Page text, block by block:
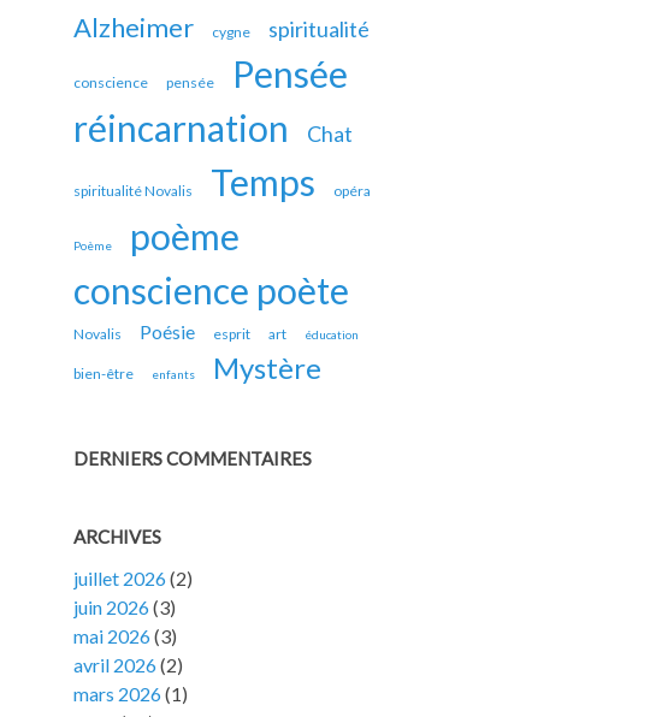
Alzheimer cygne spiritualité
conscience pensée
Pensée
réincarnation
Chat
spiritualité Novalis Temps opéra
Poème
poème
conscience poète
Novalis Poésie esprit art éducation
bien-être enfants Mystère
DERNIERS COMMENTAIRES
ARCHIVES
juillet 2026(2)
juin 2026(3)
mai 2026(3)
avril 2026(2)
mars 2026(1)